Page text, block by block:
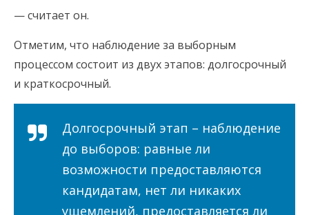
— считает он.
Отметим, что наблюдение за выборным
процессом состоит из двух этапов: долгосрочный
и краткосрочный.
Долгосрочный этап – наблюдение
до выборов: равные ли
возможности предоставляются
кандидатам, нет ли никаких
ущемлений, предоставляется ли